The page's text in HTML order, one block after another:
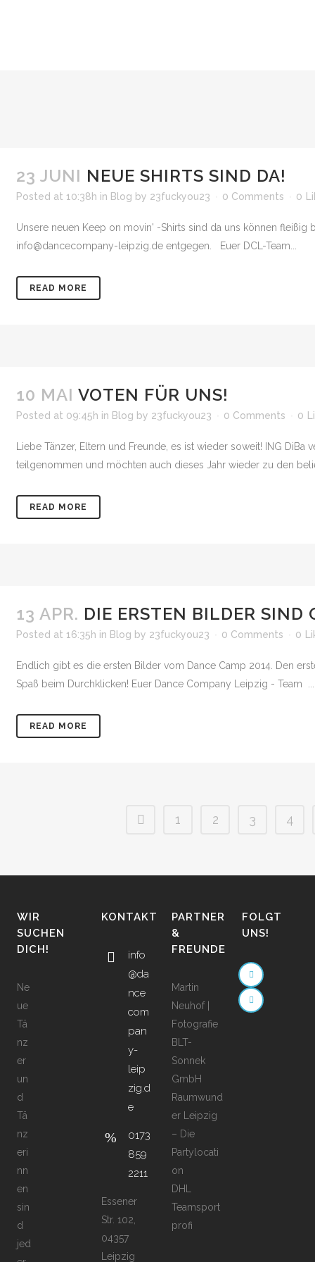
23 JUNI NEUE SHIRTS SIND DA!
Posted at 10:38h in Blog by 23fuckyou23 0 Comments 0
Unsere neuen Keep on movin' -Shirts sind da uns können
info@dancecompany-leipzig.de entgegen. Euer DCL-Team...
READ MORE
10 MAI VOTEN FÜR UNS!
Posted at 09:45h in Blog by 23fuckyou23 0 Comments 0
Liebe Tänzer, Eltern und Freunde, es ist wieder soweit! ING
teilgenommen und möchten auch dieses Jahr wieder zu den
READ MORE
13 APR. DIE ERSTEN BILDER SIND
Posted at 16:35h in Blog by 23fuckyou23 0 Comments 0
Endlich gibt es die ersten Bilder vom Dance Camp 2014. Den
Spaß beim Durchklicken! Euer Dance Company Leipzig - Team ...
READ MORE
1 2 3 4
WIR
SUCHEN
DICH!
Ne
ue
Tä
nz
er
un
d
Tä
nz
eri
nn
en
sin
d
jed
KONTAKT
info
@da
nce
com
pan
y-
leip
zig.d
e
0173
859
2211
Essener
Str. 102,
04357
Leipzig
PARTNER
&
FREUNDE
Martin
Neuhof |
Fotografie
BLT-
Sonnek
GmbH
Raumwund
er Leipzig
– Die
Partylocati
on
DHL
Teamsport
profi
FOLGT
UNS!